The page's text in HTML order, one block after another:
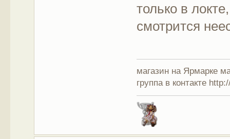
только в
смотрится
магазин на Ярмарке
группа в контакте